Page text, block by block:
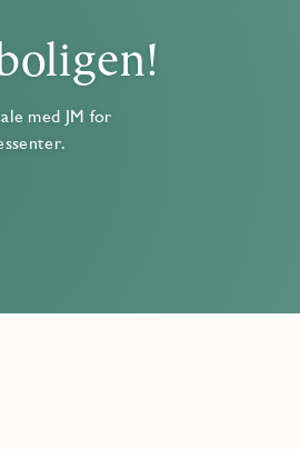
med JM for